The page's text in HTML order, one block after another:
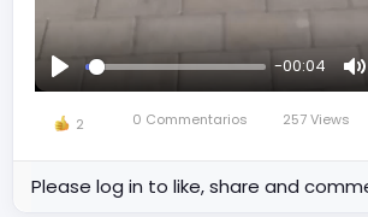
Reproducir
-00:04
2 0 Commentarios 257 Views
Please log in to like, share and